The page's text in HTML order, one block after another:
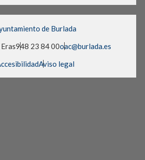
de Burlada
948 23 84 00oac@burlada.es
Aviso legal